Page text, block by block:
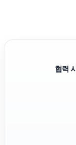
협력